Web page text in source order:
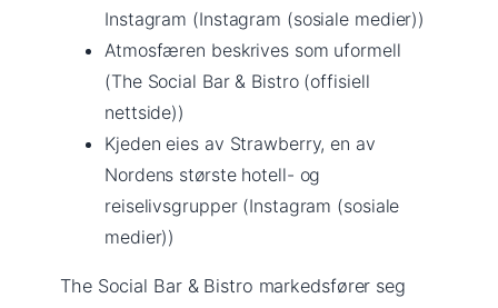
Instagram (Instagram (sosiale medier))
Atmosfæren beskrives som uformell
(The Social Bar & Bistro (offisiell
nettside))
Kjeden eies av Strawberry, en av
Nordens største hotell- og
reiselivsgrupper (Instagram (sosiale
medier))
The Social Bar & Bistro markedsfører seg